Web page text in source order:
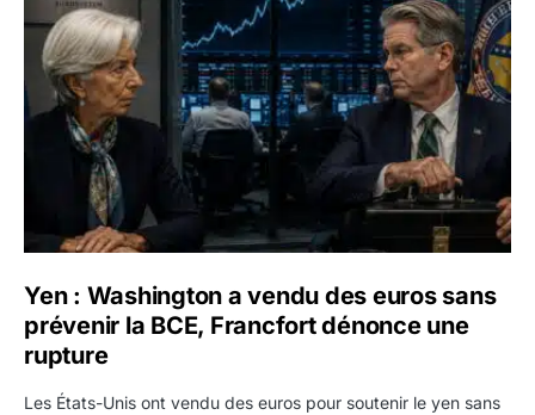
Yen : Washington a vendu des euros sans
prévenir la BCE, Francfort dénonce une
rupture
Les États-Unis ont vendu des euros pour soutenir le yen sans